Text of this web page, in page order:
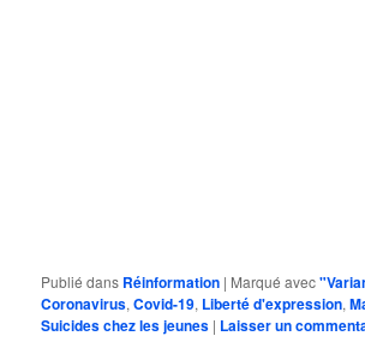
Publié dans Réinformation | Marqué avec
Coronavirus,Covid-19, Liberté d'expression,
Suicides chez les jeunes | Laisser un